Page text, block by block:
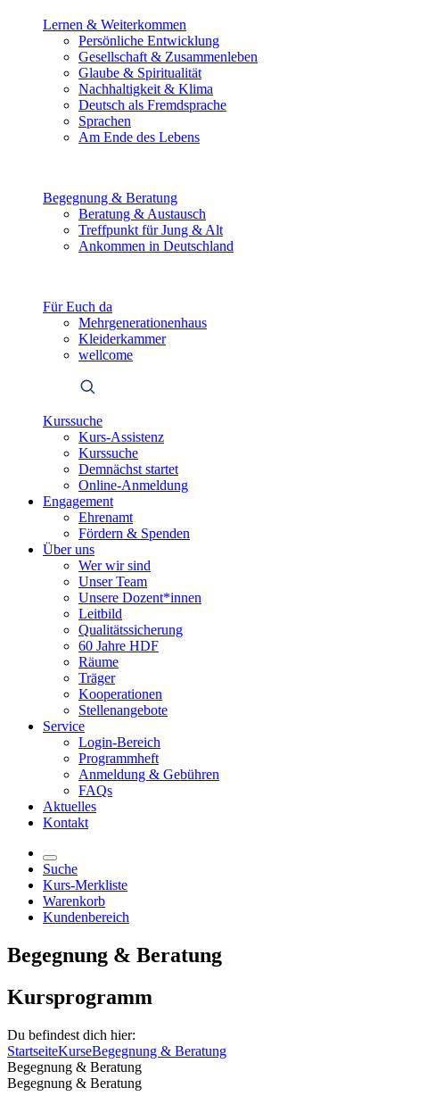
Lernen & Weiterkommen
Persönliche Entwicklung
Gesellschaft & Zusammenleben
Glaube & Spiritualität
Nachhaltigkeit & Klima
Deutsch als Fremdsprache
Sprachen
Am Ende des Lebens
Begegnung & Beratung
Beratung & Austausch
Treffpunkt für Jung & Alt
Ankommen in Deutschland
Für Euch da
Mehrgenerationenhaus
Kleiderkammer
wellcome
Kurssuche
Kurs-Assistenz
Kurssuche
Demnächst startet
Online-Anmeldung
Engagement
Ehrenamt
Fördern & Spenden
Über uns
Wer wir sind
Unser Team
Unsere Dozent*innen
Leitbild
Qualitätssicherung
60 Jahre HDF
Räume
Träger
Kooperationen
Stellenangebote
Service
Login-Bereich
Programmheft
Anmeldung & Gebühren
FAQs
Aktuelles
Kontakt
Suche
Kurs-Merkliste
Warenkorb
Kundenbereich
Begegnung & Beratung
Kursprogramm
Du befindest dich hier:
StartseiteKurseBegegnung & Beratung
Begegnung & Beratung
Begegnung & Beratung